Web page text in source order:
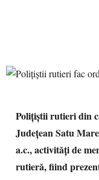
Polițiștii rutieri din
Județean Satu
a.c., activități de
rutieră, fiind